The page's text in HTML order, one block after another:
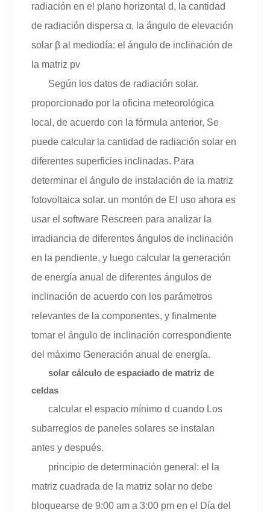
radiación en el plano horizontal d, la cantidad
de radiación dispersa α, la ángulo de elevación
solar β al mediodía: el ángulo de inclinación de
la matriz pv
Según los datos de radiación solar.
proporcionado por la oficina meteorológica
local, de acuerdo con la fórmula anterior, Se
puede calcular la cantidad de radiación solar en
diferentes superficies inclinadas. Para
determinar el ángulo de instalación de la matriz
fotovoltaica solar. un montón de El uso ahora es
usar el software Rescreen para analizar la
irradiancia de diferentes ángulos de inclinación
en la pendiente, y luego calcular la generación
de energía anual de diferentes ángulos de
inclinación de acuerdo con los parámetros
relevantes de la componentes, y finalmente
tomar el ángulo de inclinación correspondiente
del máximo Generación anual de energía.
solar cálculo de espaciado de matriz de
celdas
calcular el espacio mínimo d cuando Los
subarreglos de paneles solares se instalan
antes y después.
principio de determinación general: el la
matriz cuadrada de la matriz solar no debe
bloquearse de 9:00 am a 3:00 pm en el Día del